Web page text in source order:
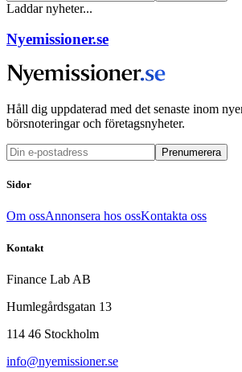
Laddar nyheter...
Nyemissioner.se
Håll dig uppdaterad med det senaste inom
börsnoteringar och företagsnyheter.
Prenumerera
Sidor
Om ossAnnonsera hos ossKontakta oss
Kontakt
Finance Lab AB
Humlegårdsgatan 13
114 46 Stockholm
info@nyemissioner.se